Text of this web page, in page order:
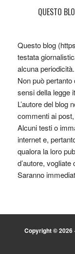
QUESTO
Questo blog
testata
alcuna periodicità.
Non può
sensi della legge
L’autore del blog
commenti ai
Alcuni testi o
internet e,
qualora la loro
d’autore,
Saranno
Copyright © 2026 ·